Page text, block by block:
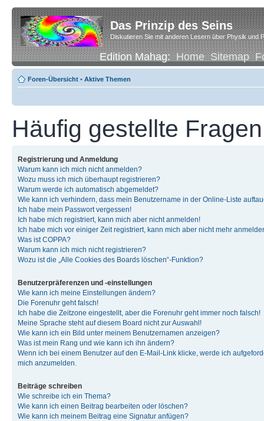
Das Prinzip des Seins
Diskutieren Sie mit anderen Lesern über Physik und
Edition Mahag:Home Sitemap
Foren-Übersicht • Aktive Themen
Häufig gestellte Fragen
Registrierung und Anmeldung
Warum kann ich mich nicht anmelden?
Wozu muss ich mich überhaupt registrieren?
Warum werde ich automatisch abgemeldet?
Wie kann ich verhindern, dass mein Benutzername in der Online-Liste
Ich habe mein Passwort vergessen!
Ich habe mich registriert, kann mich aber nicht anmelden!
Ich habe mich vor einiger Zeit registriert, kann mich aber nicht mehr
Was ist COPPA?
Warum kann ich mich nicht registrieren?
Wozu ist die „Alle Cookies des Boards löschen“-Funktion?
Benutzerpräferenzen und -einstellungen
Wie kann ich meine Einstellungen ändern?
Die Forenuhr geht falsch!
Ich habe die Zeitzone eingestellt, aber die Forenuhr geht immer noch falsch!
Meine Sprache steht auf diesem Board nicht zur Auswahl!
Wie kann ich ein Bild unter meinem Benutzernamen anzeigen?
Was ist mein Rang und wie kann ich ihn ändern?
Wenn ich bei einem Benutzer auf den E-Mail-Link klicke, werde ich
mich anzumelden.
Beiträge schreiben
Wie schreibe ich ein Thema?
Wie kann ich einen Beitrag bearbeiten oder löschen?
Wie kann ich meinem Beitrag eine Signatur anfügen?